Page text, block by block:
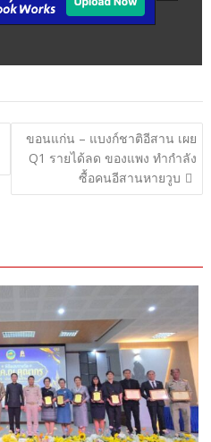
ขอนแก่น – แบงก์ชาติอีสาน เผย
Q1 รายได้ลด ของแพง ทำกำลัง
ซื้อคนอีสานหายวูบ